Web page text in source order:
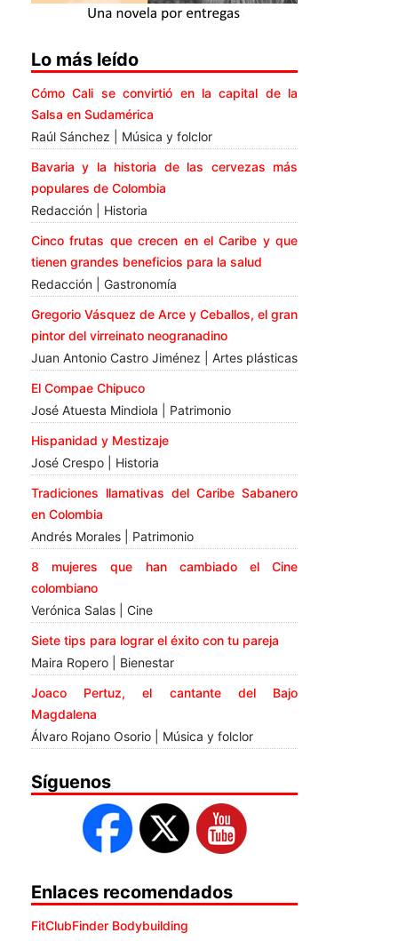
Lo más leído
Cómo Cali se convirtió en la capital de la
Salsa en Sudamérica
Raúl Sánchez | Música y folclor
Bavaria y la historia de las cervezas más
populares de Colombia
Redacción | Historia
Cinco frutas que crecen en el Caribe y que
tienen grandes beneficios para la salud
Redacción | Gastronomía
Gregorio Vásquez de Arce y Ceballos, el gran
pintor del virreinato neogranadino
Juan Antonio Castro Jiménez | Artes plásticas
El Compae Chipuco
José Atuesta Mindiola | Patrimonio
Hispanidad y Mestizaje
José Crespo | Historia
Tradiciones llamativas del Caribe Sabanero
en Colombia
Andrés Morales | Patrimonio
8 mujeres que han cambiado el Cine
colombiano
Verónica Salas | Cine
Siete tips para lograr el éxito con tu pareja
Maira Ropero | Bienestar
Joaco Pertuz, el cantante del Bajo
Magdalena
Álvaro Rojano Osorio | Música y folclor
Síguenos
Enlaces recomendados
FitClubFinder Bodybuilding